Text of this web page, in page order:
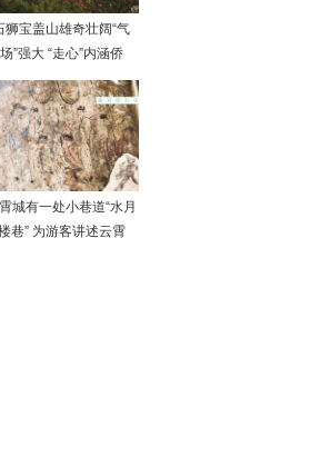
狮宝盖山雄奇壮阔“气
场”强大 “走心”内涵侨
城有一处小巷道“水月
巷” 为游客讲述云霄